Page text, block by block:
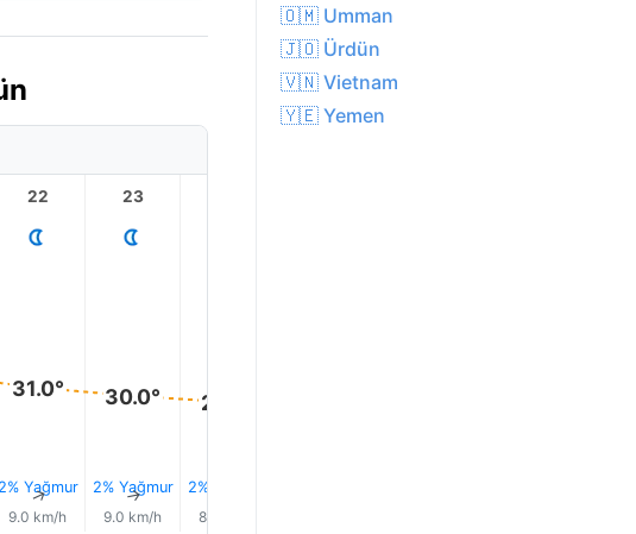
22
31.0°
2% Yağmur
↑
9.0 km/h
23
30.0°
2% Yağmur
↑
9.0 km/h
29.0°
2% Yağmur
8.0 km/h
🇴🇲 Umman
🇯🇴 Ürdün
🇻🇳 Vietnam
🇾🇪 Yemen